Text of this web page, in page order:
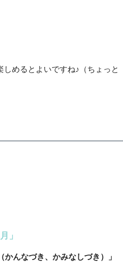
しめるとよいですね♪（ちょっと
」
かんなづき、かみなしづき）」